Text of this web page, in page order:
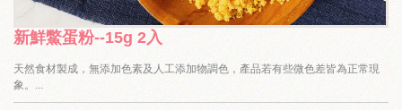
新鮮鱉蛋粉--15g 2入
天然食材製成，無添加色素及人工添加物調色，產品若有些微色差皆為正常現
象。...